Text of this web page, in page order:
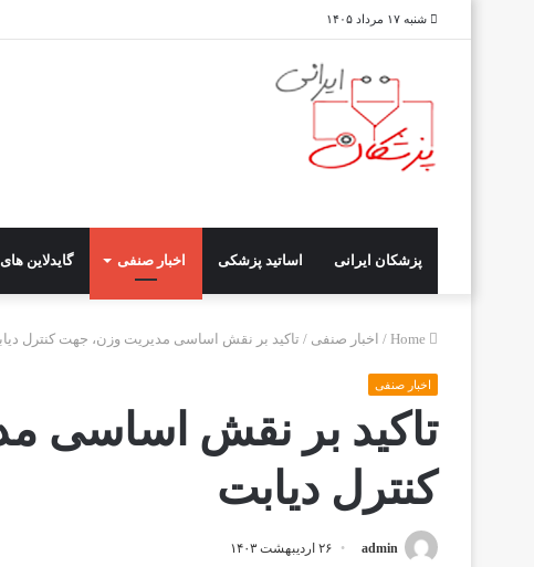
شنبه ۱۷ مرداد ۱۴۰۵
پزشکان ایرانی اساتید پزشکی اخبار صنفی گایدلاین
/ اخبار صنفی / تاکید بر نقش اساسی مدیریت وزن، جهت کنترل
اخبار صنفی
تاکید بر نقش اساسی
کنترل دیابت
admin ۲۶ اردیبهشت ۱۴۰۳